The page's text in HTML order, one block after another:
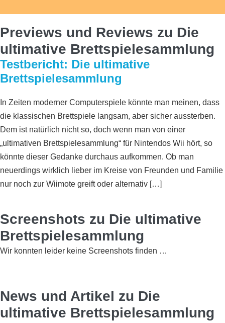
Previews und Reviews zu Die
ultimative Brettspielesammlung
Testbericht: Die ultimative
Brettspielesammlung
In Zeiten moderner Computerspiele könnte man meinen, dass
die klassischen Brettspiele langsam, aber sicher aussterben.
Dem ist natürlich nicht so, doch wenn man von einer
„ultimativen Brettspielesammlung“ für Nintendos Wii hört, so
könnte dieser Gedanke durchaus aufkommen. Ob man
neuerdings wirklich lieber im Kreise von Freunden und Familie
nur noch zur Wiimote greift oder alternativ […]
Screenshots zu Die ultimative
Brettspielesammlung
Wir konnten leider keine Screenshots finden …
News und Artikel zu Die
ultimative Brettspielesammlung